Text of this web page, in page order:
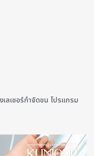
ลเซอร์กำจัดขน โปรแกรม